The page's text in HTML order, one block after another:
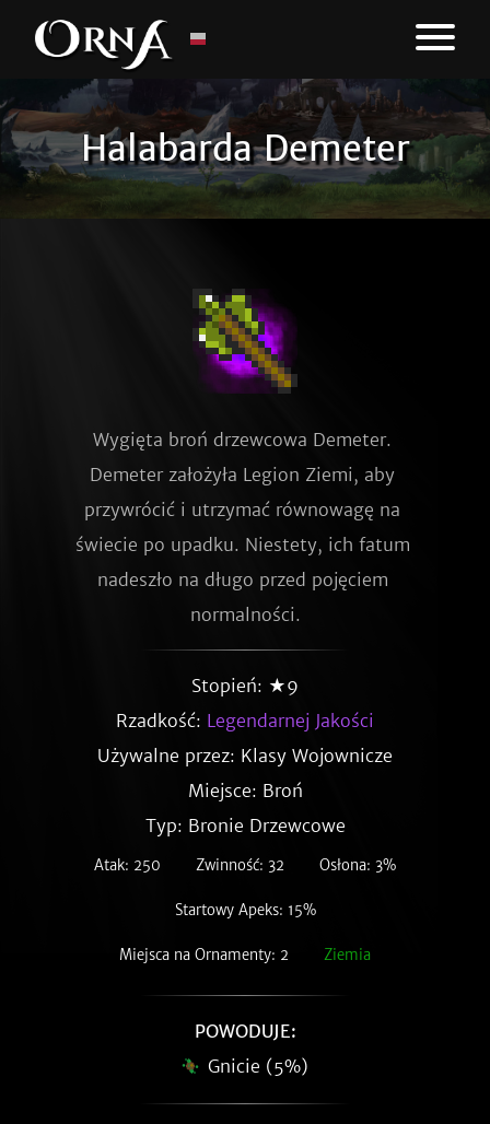
Halabarda Demeter
Wygięta broń drzewcowa Demeter.
Demeter założyła Legion Ziemi, aby
przywrócić i utrzymać równowagę na
świecie po upadku. Niestety, ich fatum
nadeszło na długo przed pojęciem
normalności.
Stopień: ★9
Rzadkość: Legendarnej Jakości
Używalne przez: Klasy Wojownicze
Miejsce: Broń
Typ: Bronie Drzewcowe
Atak: 250 Zwinność: 32 Osłona: 3%
Startowy Apeks: 15%
Miejsca na Ornamenty: 2 Ziemia
POWODUJE:
Gnicie (5%)